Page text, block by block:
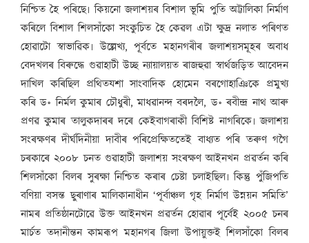
নিশ্চিত হৈ পৰিছে৷ কিয়নো জলাশয়ৰ বিশাল ভূমি পুতি অট্টালিকা নিৰ্মাণ
কৰিলে বিশাল শিলসাঁকো সংকুচিত হৈ কেৱল এটা ক্ষুদ্ৰ নলাত পৰিণত
হোৱাটো স্বাভাৱিক৷ উল্লেখ্য, পূৰ্বতে মহানগৰীৰ জলাশয়সমূহৰ অবাধ
বেদখলৰ বিৰুদ্ধে গুৱাহাটী উচ্ছ ন্যায়ালয়ত ৰাজহুৱা স্বাৰ্থজড়িত আবেদন
দাখিল কৰিছিল প্ৰথিতযশা সাংবাদিক হোমেন বৰগোহাঞিকে প্ৰমুখ্য
কৰি ড॰ নিৰ্মল কুমাৰ চৌধুৰী, মাধৱানন্দ বৰদলৈ, ড॰ ৰবীন্দ্ৰ নাথ আৰু
প্ৰণৱ কুমাৰ তালুকদাৰৰ দৰে কেইবাগৰাকী বিশিষ্ট নাগৰিকে৷ জলাশয়
সংৰক্ষণৰ দীৰ্ঘদিনীয়া দাবীৰ পৰিপ্ৰেক্ষিততেই বাধ্যত পৰি তৰুণ গগৈ
চৰকাৰে ২০০৮ চনত গুৱাহাটী জলাশয় সংৰক্ষণ আইনখন প্ৰৱৰ্তন কৰি
শিলসাঁকো বিলৰ সুৰক্ষা নিশ্চিত কৰাৰ চেষ্টা চলাইছিল৷ কিন্তু পুঁজিপতি
বণিয়া বসন্ত ছুৰাণাৰ মালিকানাধীন ‘পূৰ্বাঞ্চল গৃহ নিৰ্মাণ উন্নয়ন সমিতি’
নামৰ প্ৰতিষ্ঠানটোৱে উক্ত আইনখন প্ৰৱৰ্তন হোৱাৰ পূৰ্বেই ২০০৫ চনৰ
মাৰ্চত তদানীন্তন কামৰূপ মহানগৰ জিলা উপায়ুক্তই শিলসাঁকো বিলৰ